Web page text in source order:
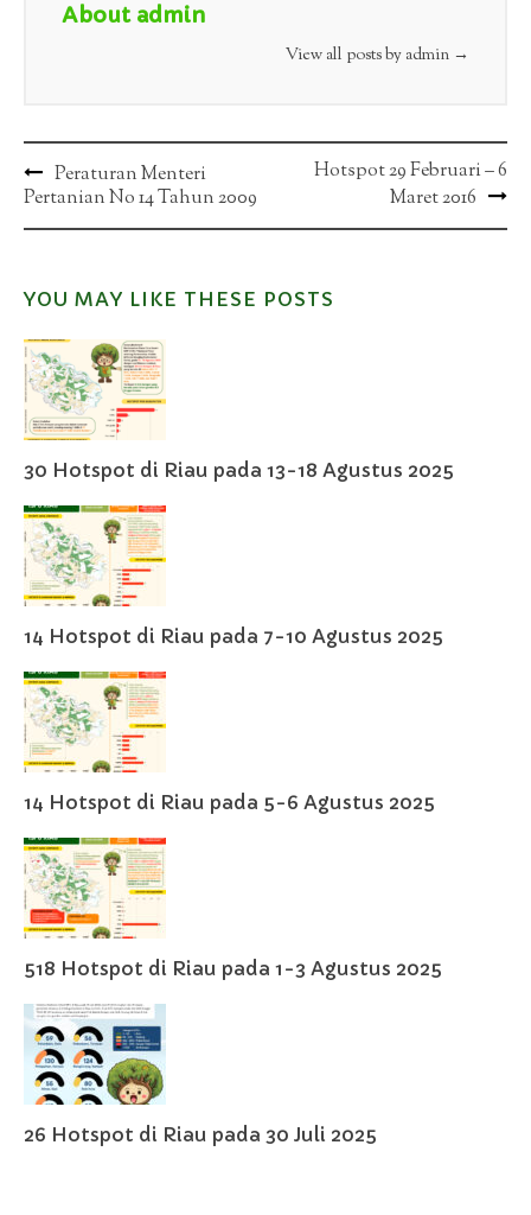
About admin
View all posts by admin →
Post
navigation
Peraturan Menteri
Pertanian No 14 Tahun 2009
Hotspot 29 Februari – 6
Maret 2016
YOU MAY LIKE THESE POSTS
30 Hotspot di Riau pada 13-18 Agustus 2025
14 Hotspot di Riau pada 7-10 Agustus 2025
14 Hotspot di Riau pada 5-6 Agustus 2025
518 Hotspot di Riau pada 1-3 Agustus 2025
26 Hotspot di Riau pada 30 Juli 2025